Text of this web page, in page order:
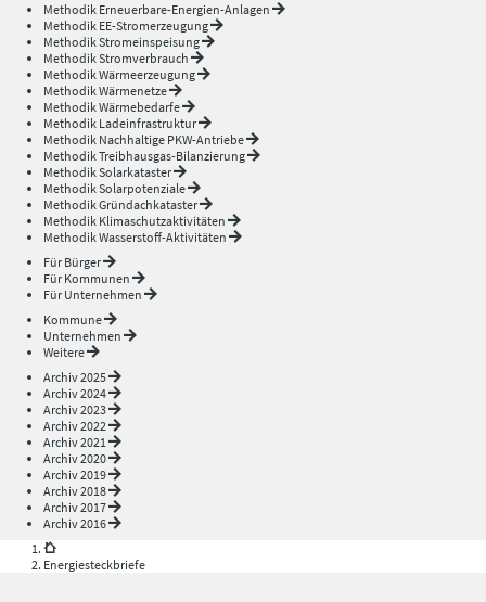
Methodik Erneuerbare-Energien-Anlagen
Methodik EE-Stromerzeugung
Methodik Stromeinspeisung
Methodik Stromverbrauch
Methodik Wärmeerzeugung
Methodik Wärmenetze
Methodik Wärmebedarfe
Methodik Ladeinfrastruktur
Methodik Nachhaltige PKW-Antriebe
Methodik Treibhausgas-Bilanzierung
Methodik Solarkataster
Methodik Solarpotenziale
Methodik Gründachkataster
Methodik Klimaschutzaktivitäten
Methodik Wasserstoff-Aktivitäten
Für Bürger
Für Kommunen
Für Unternehmen
Kommune
Unternehmen
Weitere
Archiv 2025
Archiv 2024
Archiv 2023
Archiv 2022
Archiv 2021
Archiv 2020
Archiv 2019
Archiv 2018
Archiv 2017
Archiv 2016
Energiesteckbriefe